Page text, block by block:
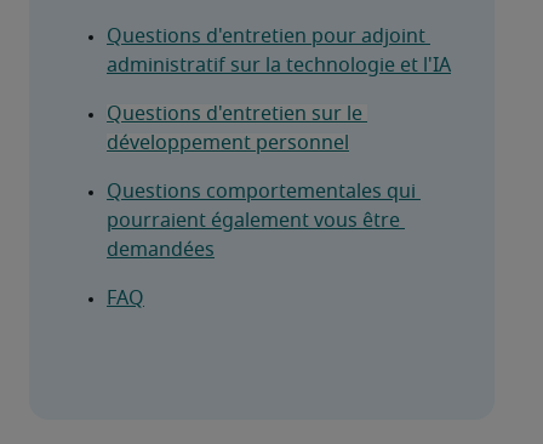
Questions d'entretien pour adjoint
administratif sur la technologie et l'IA
Questions d'entretien sur le
développement personnel
Questions comportementales qui
pourraient également vous être
demandées
FAQ